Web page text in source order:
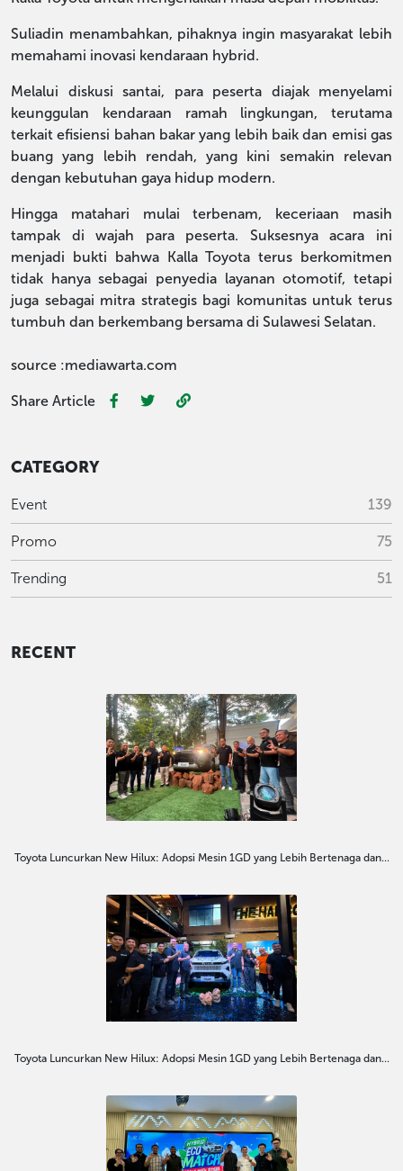
Suliadin menambahkan, pihaknya ingin masyarakat lebih
memahami inovasi kendaraan hybrid.
Melalui diskusi santai, para peserta diajak menyelami
keunggulan kendaraan ramah lingkungan, terutama
terkait efisiensi bahan bakar yang lebih baik dan emisi gas
buang yang lebih rendah, yang kini semakin relevan
dengan kebutuhan gaya hidup modern.
Hingga matahari mulai terbenam, keceriaan masih
tampak di wajah para peserta. Suksesnya acara ini
menjadi bukti bahwa Kalla Toyota terus berkomitmen
tidak hanya sebagai penyedia layanan otomotif, tetapi
juga sebagai mitra strategis bagi komunitas untuk terus
tumbuh dan berkembang bersama di Sulawesi Selatan.
source :mediawarta.com
Share Article
CATEGORY
Event 139
Promo 75
Trending 51
RECENT
Toyota Luncurkan New Hilux: Adopsi Mesin 1GD yang Lebih Bertenaga dan...
Toyota Luncurkan New Hilux: Adopsi Mesin 1GD yang Lebih Bertenaga dan...